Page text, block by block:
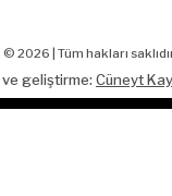
© 2026 | Tüm hakları
ve geliştirme: Cüneyt